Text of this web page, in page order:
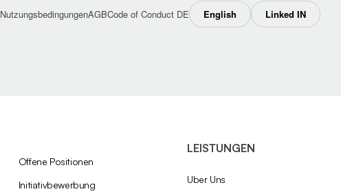
NutzungsbedingungenAGBCode of Conduct DE English Linked IN
Offene Positionen
Initiativbewerbung
LEISTUNGEN
Über Uns